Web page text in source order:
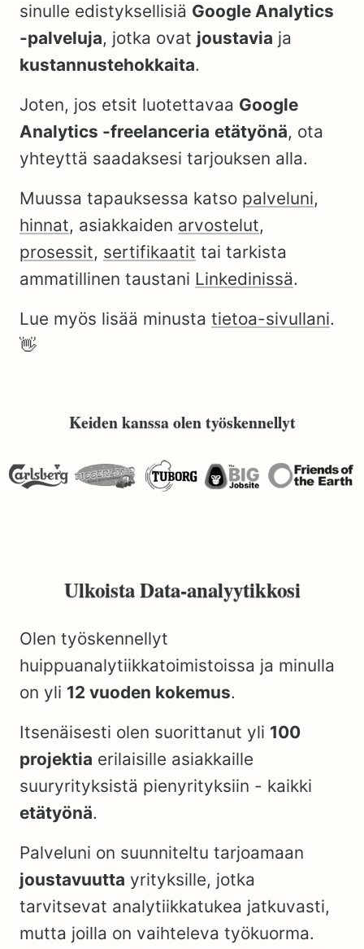
sinulle edistyksellisiä Google Analytics
-palveluja, jotka ovat joustavia ja
kustannustehokkaita.
Joten, jos etsit luotettavaa Google
Analytics -freelanceria etätyönä, ota
yhteyttä saadaksesi tarjouksen alla.
Muussa tapauksessa katso palveluni,
hinnat, asiakkaiden arvostelut,
prosessit, sertifikaatit tai tarkista
ammatillinen taustani Linkedinissä.
Lue myös lisää minusta tietoa-sivullani.
👋
Keiden kanssa olen työskennellyt
Ulkoista Data-analyytikkosi
Olen työskennellyt
huippuanalytiikkatoimistoissa ja minulla
on yli 12 vuoden kokemus.
Itsenäisesti olen suorittanut yli 100
projektia erilaisille asiakkaille
suuryrityksistä pienyrityksiin - kaikki
etätyönä.
Palveluni on suunniteltu tarjoamaan
joustavuutta yrityksille, jotka
tarvitsevat analytiikkatukea jatkuvasti,
mutta joilla on vaihteleva työkuorma.